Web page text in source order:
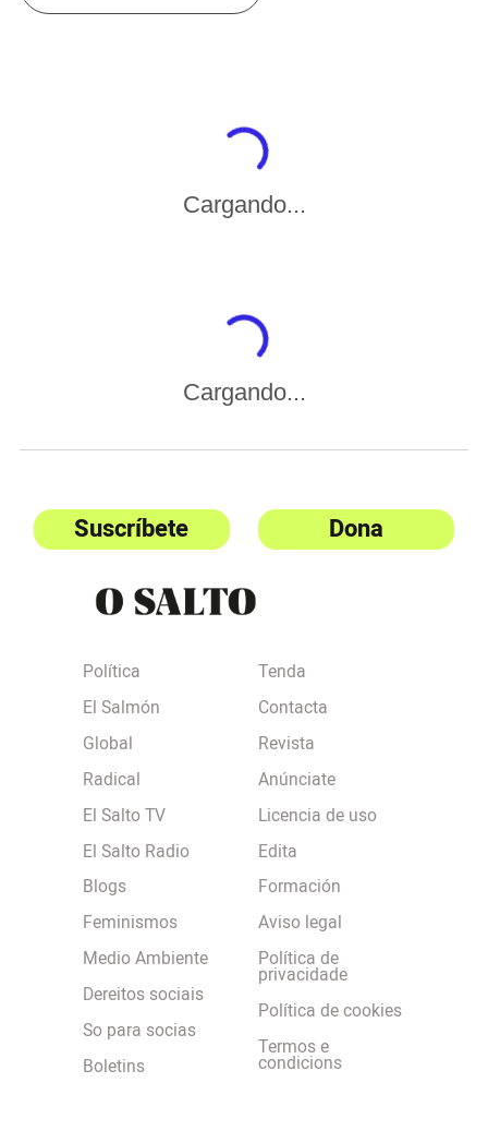
Cargando...
Cargando...
Suscríbete Dona
Política
El Salmón
Global
Radical
El Salto TV
El Salto Radio
Blogs
Feminismos
Medio Ambiente
Dereitos sociais
So para socias
Boletins
Tenda
Contacta
Revista
Anúnciate
Licencia de uso
Edita
Formación
Aviso legal
Política de
privacidade
Política de cookies
Termos e
condicions